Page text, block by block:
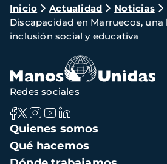
Ruta
de
navegación
Inicio Actualidad
Noticias
Discapacidad en Marruecos, una
inclusión social y educativa
Navegación
principal
Quienes somos
Qué hacemos
Redes sociales